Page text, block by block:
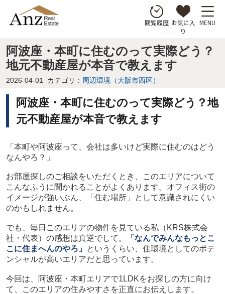
閲覧履歴 お気に入
り
MENU
阿波座・本町に住むのって実際どう？
地元不動産屋が本音で教えます
2026-04-01 カテゴリ： 周辺環境（大阪市西区）
阿波座・本町に住むのって実際どう？地
元不動産屋が本音で教えます
「本町や阿波座って、会社は多いけど実際に住むのはどう
なんやろ？」
お部屋探しのご相談をいただくとき、このエリアについて
こんなふうに聞かれることがよくあります。オフィス街の
イメージが強いぶん、「住む場所」として意識されにくい
のかもしれません。
でも、毎日このエリアの物件を見ている私（KRS株式会
社・代表）の感想は真逆でして。
「なんでみんなもっとこ
こに住まへんのやろ」 というくらい、住環境としてのポテ
ンシャルが高いエリアだと思っています。
今回は、阿波座・本町エリアで1LDKをお探しの方に向け
て、このエリアの住みやすさを正直にお伝えします。